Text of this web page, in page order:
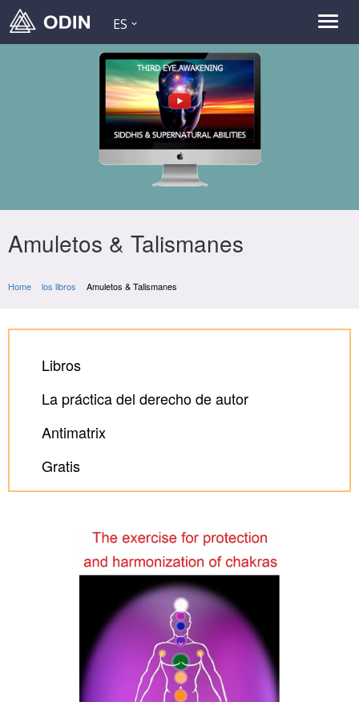
ES
Amuletos & Talismanes
Home los libros Amuletos & Talismanes
Libros
La práctica del derecho de autor
Antimatrix
Gratis